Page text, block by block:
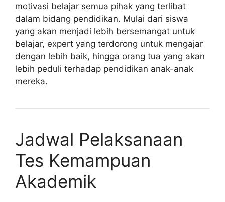
motivasi belajar semua pihak yang terlibat
dalam bidang pendidikan. Mulai dari siswa
yang akan menjadi lebih bersemangat untuk
belajar, expert yang terdorong untuk mengajar
dengan lebih baik, hingga orang tua yang akan
lebih peduli terhadap pendidikan anak-anak
mereka.
Jadwal Pelaksanaan
Tes Kemampuan
Akademik